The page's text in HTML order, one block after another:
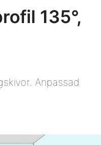
135°,
Anpassad